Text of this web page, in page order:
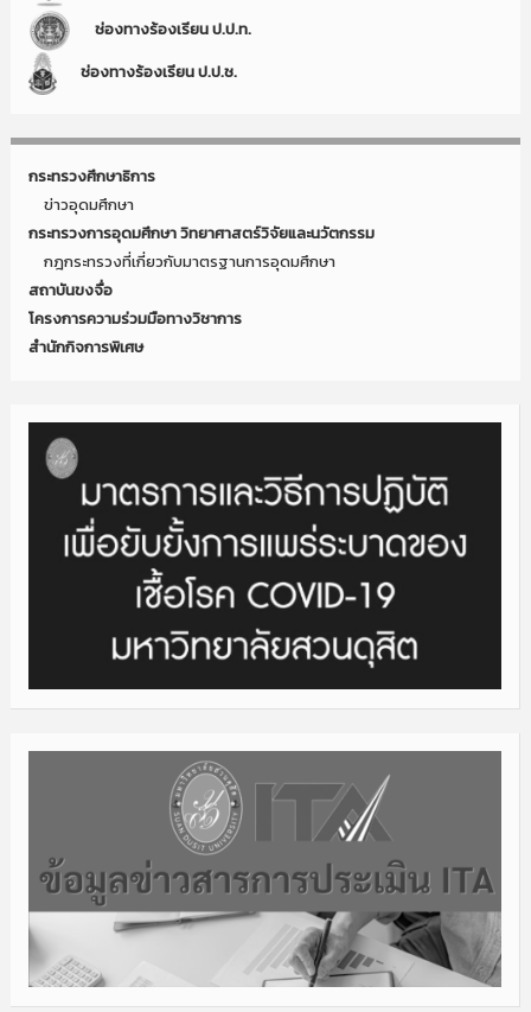
ช่องทางร้องเรียน ป.ป.ท.
ช่องทางร้องเรียน ป.ป.ช.
กระทรวงศึกษาธิการ
ข่าวอุดมศึกษา
กระทรวงการอุดมศึกษา วิทยาศาสตร์วิจัยและนวัตกรรม
กฎกระทรวงที่เกี่ยวกับมาตรฐานการอุดมศึกษา
สถาบันขงจื่อ
โครงการความร่วมมือทางวิชาการ
สำนักกิจการพิเศษ